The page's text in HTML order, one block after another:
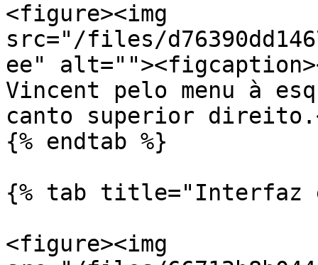
<figure><img
src="/files/
ee"
Vincent pelo menu à
canto superior
{% endtab %}
{% tab title="Interfaz
<figure><img